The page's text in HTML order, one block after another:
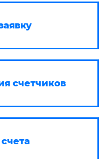
счетчиков